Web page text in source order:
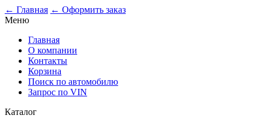
← Главная ← Оформить заказ
Меню
Главная
О компании
Контакты
Корзина
Поиск по автомобилю
Запрос по VIN
Каталог